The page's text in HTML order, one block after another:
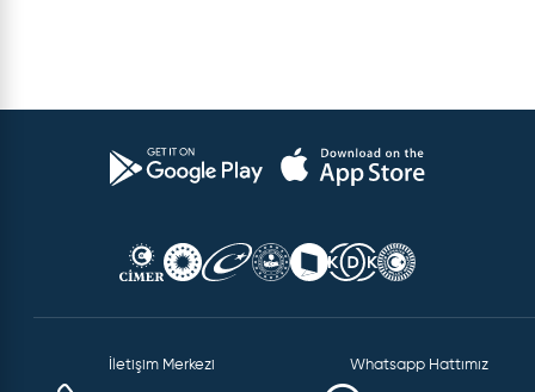
İletişim Merkezi Whatsapp Hattımız